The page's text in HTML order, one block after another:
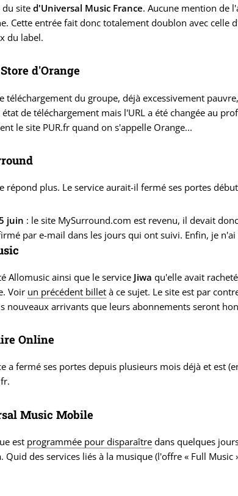
du sited'Universal Music France. Aucune mention de
Cette entrée fait donc totalement doublon avec celle
du label.
d'Orange
téléchargement du groupe, déjà excessivement
de téléchargement mais l'URL a été changée au
le site PUR.fr quand on s'appelle Orange...
répond plus. Le service aurait-il fermé ses portes
juin : le site MySurround.com est revenu, il devait
par e-mail dans les jours qui ont suivi. Enfin, je
Allomusic ainsi que le service Jiwa qu'elle avait
Voir un précédent billet à ce sujet. Le site est par
nouveaux arrivants que leurs abonnements seront
Online
a fermé ses portes depuis plusieurs mois déjà et est
Music Mobile
est programmée pour disparaître dans quelques
. Quid des services liés à la musique (l'offre « Full